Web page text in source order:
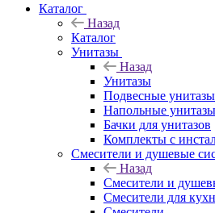
Каталог
Назад
Каталог
Унитазы
Назад
Унитазы
Подвесные унитазы
Напольные унитазы
Бачки для унитазов
Комплекты с
Смесители и душевые
Назад
Смесители и
Смесители для